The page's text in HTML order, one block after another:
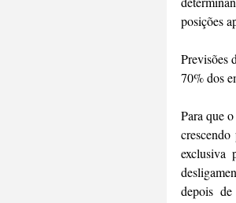
posições
Previsões
70% dos
Para que
exclusiva
depois